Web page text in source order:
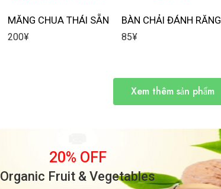
MĂNG CHUA THÁI SẴN
200¥
BÀN CHẢI ĐÁNH RĂNG
85¥
Xem thêm sản phẩm
20% OFF
Organic Fruit & Vegetables